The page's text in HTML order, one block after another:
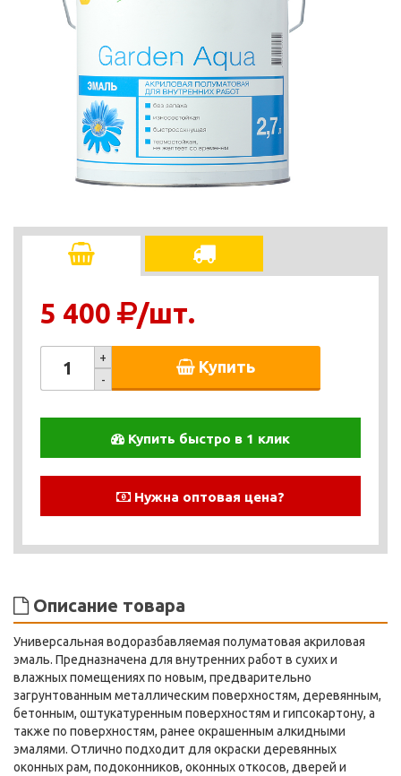
5 400 /шт.
+
-
Купить
Купить быстро в 1 клик
Нужна оптовая цена?
Описание товара
Универсальная водоразбавляемая полуматовая акриловая
эмаль. Предназначена для внутренних работ в сухих и
влажных помещениях по новым, предварительно
загрунтованным металлическим поверхностям, деревянным,
бетонным, оштукатуренным поверхностям и гипсокартону, а
также по поверхностям, ранее окрашенным алкидными
эмалями. Отлично подходит для окраски деревянных
оконных рам, подоконников, оконных откосов, дверей и